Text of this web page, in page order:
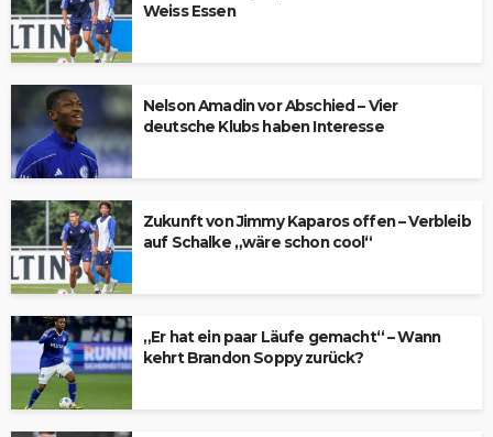
Weiss Essen
Nelson Amadin vor Abschied – Vier
deutsche Klubs haben Interesse
Zukunft von Jimmy Kaparos offen – Verbleib
auf Schalke „wäre schon cool“
„Er hat ein paar Läufe gemacht“ – Wann
kehrt Brandon Soppy zurück?